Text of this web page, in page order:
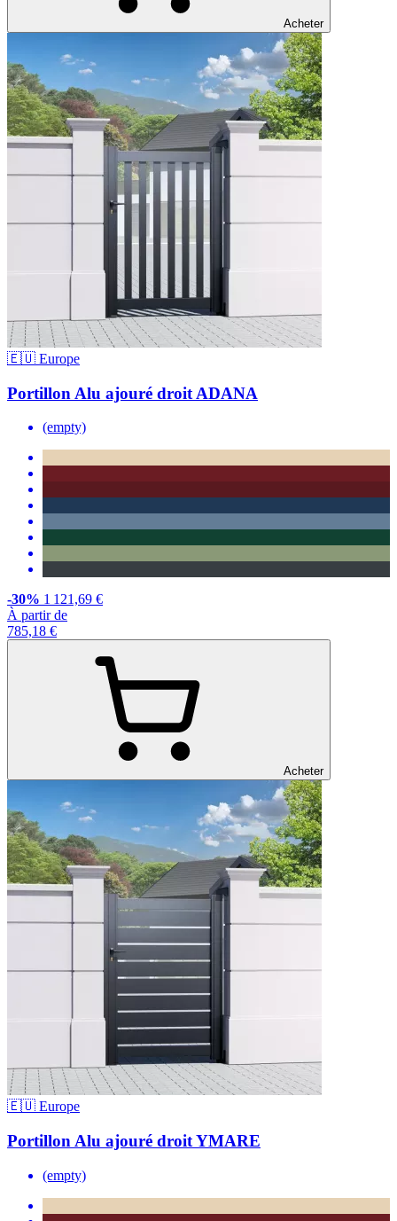
Acheter
🇪🇺 Europe
Portillon Alu ajouré droit ADANA
(empty)
-30% 1 121,69 €
À partir de
785,18 €
Acheter
🇪🇺 Europe
Portillon Alu ajouré droit YMARE
(empty)